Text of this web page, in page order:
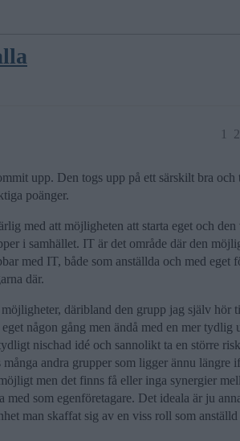
1
upp. Den togs upp på ett särskilt bra
poänger.
med att möjligheten att starta eget och den
i samhället. IT är det område där den
med IT, både som anställda och med eget
där.
däribland den grupp jag själv hör
någon gång men ändå med en mer tydlig
nischad idé och sannolikt ta en större
andra grupper som ligger ännu längre
men det finns få eller inga synergier
som egenföretagare. Det ideala är ju
man skaffat sig av en viss roll som